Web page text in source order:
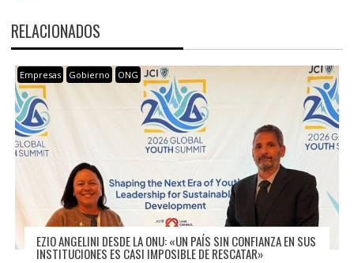
RELACIONADOS
Empresas Gobierno ONG
EZIO ANGELINI DESDE LA ONU: «UN PAÍS SIN CONFIANZA EN SUS
INSTITUCIONES ES CASI IMPOSIBLE DE RESCATAR»